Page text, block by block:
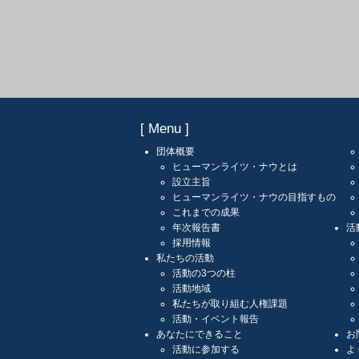
[ Menu ]
団体概要
ヒューマンライツ・ナウとは
設立主旨
ヒューマンライツ・ナウの目指すもの
これまでの成果
年次報告書
採用情報
私たちの活動
活動の3つの柱
活動地域
私たちが取り組む人権課題
活動・イベント報告
あなたにできること
活動に参加する
活
お
よ